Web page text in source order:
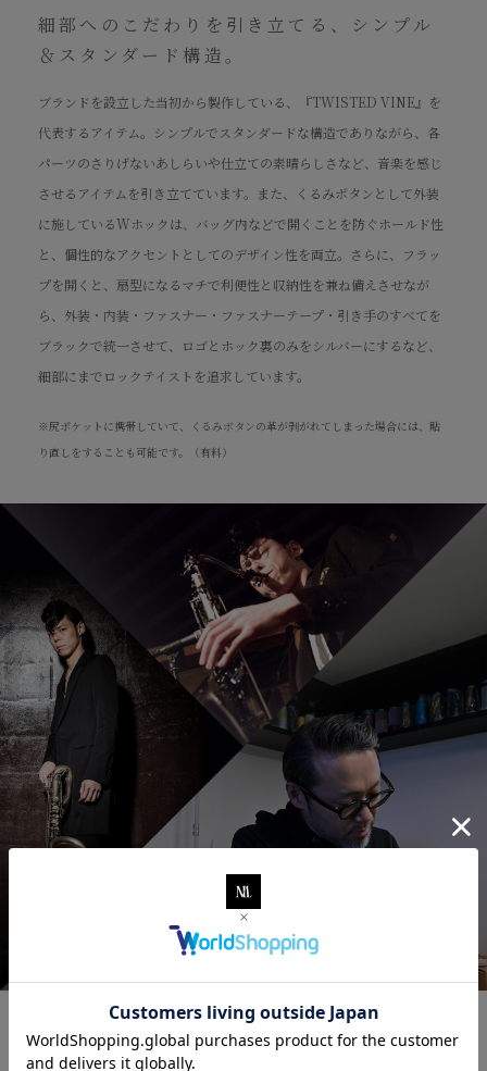
細部へのこだわりを引き立てる、シンプル
＆スタンダード構造。
ブランドを設立した当初から製作している、『TWISTED VINE』を
代表するアイテム。シンプルでスタンダードな構造でありながら、各
パーツのさりげないあしらいや仕立ての素晴らしさなど、音楽を感じ
させるアイテムを引き立てています。また、くるみボタンとして外装
に施しているWホックは、バッグ内などで開くことを防ぐホールド性
と、個性的なアクセントとしてのデザイン性を両立。さらに、フラッ
プを開くと、扇型になるマチで利便性と収納性を兼ね備えさせなが
ら、外装・内装・ファスナー・ファスナーテープ・引き手のすべてを
ブラックで統一させて、ロゴとホック裏のみをシルバーにするなど、
細部にまでロックテイストを追求しています。
※尻ポケットに携帯していて、くるみボタンの革が剥がれてしまった場合には、貼
り直しをすることも可能です。（有料）
Making